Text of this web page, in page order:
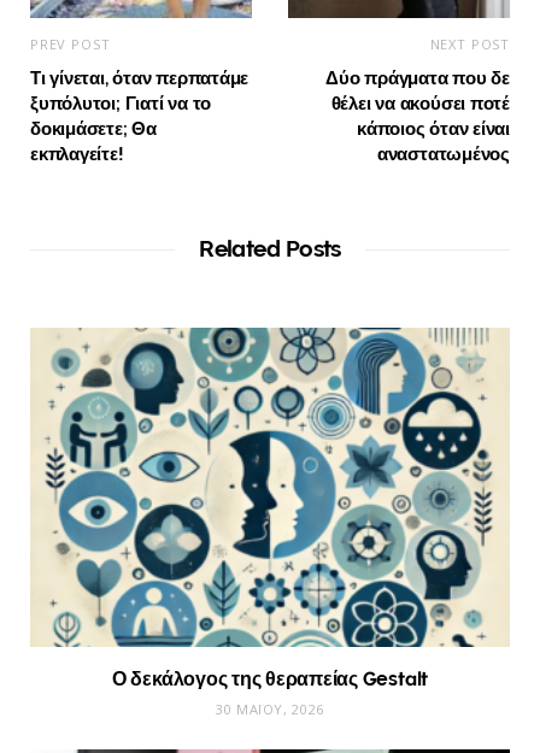
PREV POST
Τι γίνεται, όταν περπατάμε
ξυπόλυτοι; Γιατί να το
δοκιμάσετε; Θα
εκπλαγείτε!
NEXT POST
Δύο πράγματα που δε
θέλει να ακούσει ποτέ
κάποιος όταν είναι
αναστατωμένος
Related Posts
Ο δεκάλογος της θεραπείας Gestalt
30 ΜΑΪ́ΟΥ, 2026